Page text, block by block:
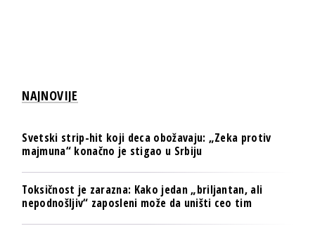
NAJNOVIJE
Svetski strip-hit koji deca obožavaju: „Zeka protiv
majmuna“ konačno je stigao u Srbiju
Toksičnost je zarazna: Kako jedan „briljantan, ali
nepodnošljiv“ zaposleni može da uništi ceo tim